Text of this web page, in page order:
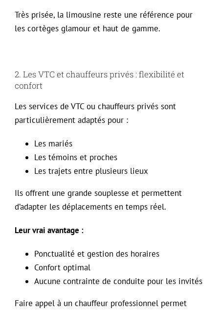
Très prisée, la limousine reste une référence pour
les cortèges glamour et haut de gamme.
2. Les VTC et chauffeurs privés : flexibilité et
confort
Les services de VTC ou chauffeurs privés sont
particulièrement adaptés pour :
Les mariés
Les témoins et proches
Les trajets entre plusieurs lieux
Ils offrent une grande souplesse et permettent
d’adapter les déplacements en temps réel.
Leur vrai avantage :
Ponctualité et gestion des horaires
Confort optimal
Aucune contrainte de conduite pour les invités
Faire appel à un chauffeur professionnel permet